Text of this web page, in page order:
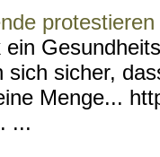
sich sicher,
Menge...
...